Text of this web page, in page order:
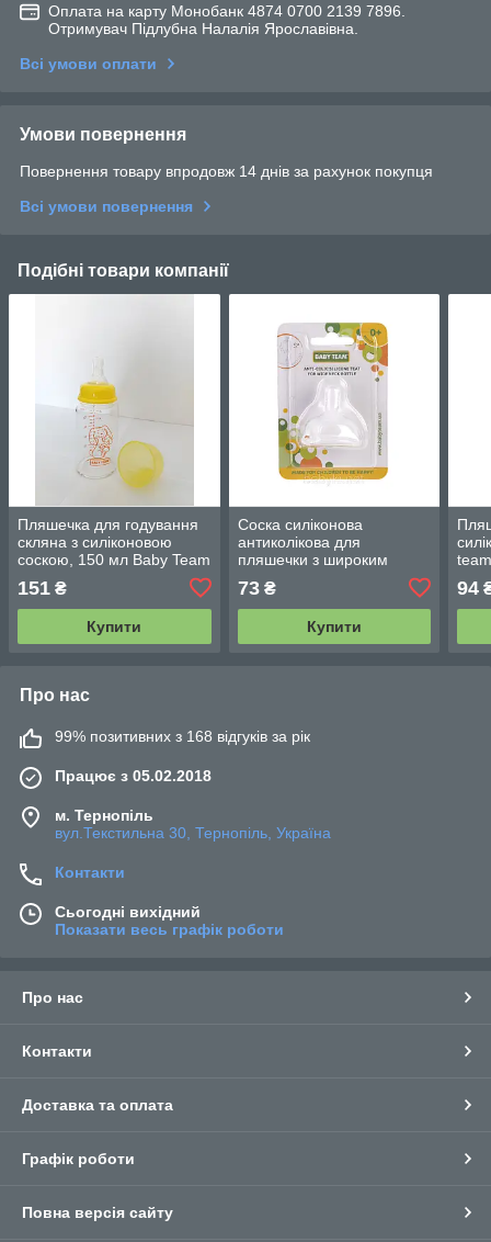
Оплата на карту Монобанк 4874 0700 2139 7896.
Отримувач Підлубна Налалія Ярославівна.
Всі умови оплати
Умови повернення
Повернення товару впродовж 14 днів за рахунок покупця
Всі умови повернення
Подібні товари компанії
Пляшечка для годування
скляна з силіконовою
соскою, 150 мл Baby Team
151 ₴
Купити
Соска силіконова
антиколікова для
пляшечки з широким
73₴
Купити
94
Про нас
99% позитивних з 168 відгуків за рік
Працює з 05.02.2018
м. Тернопіль
вул.Текстильна 30, Тернопіль, Україна
Контакти
Сьогодні вихідний
Показати весь графік роботи
Про нас
Контакти
Доставка та оплата
Графік роботи
Повна версія сайту